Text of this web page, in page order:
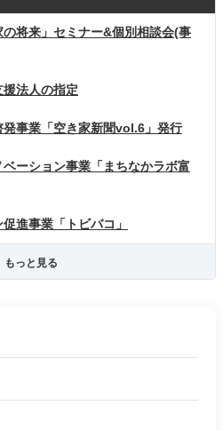
の将来」セミナー&個別相談会(事
法人の指定
事業「空き家新聞vol.6」発行
ーション事業「まちなかラボ富
進事業「トビバコ」
もっと見る